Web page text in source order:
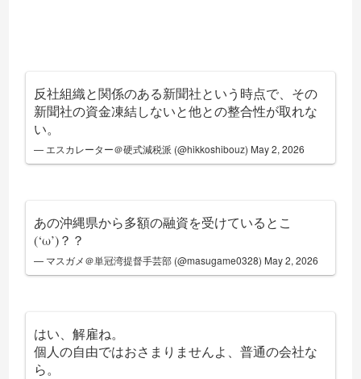
反社組織と関係のある新聞社という時点で、その
新聞社の資金凍結しないと他との整合性が取れな
い。
— エスカレーター＠硬式減税派 (@hikkoshibouz) May 2, 2026
あの沖縄県から多額の融資を受けているとこ
(‘ω’)？？
— マスガメ＠単冠湾提督手芸部 (@masugame0328) May 2, 2026
はい、解雇ね。
個人の自由ではおさまりませんよ、普通の会社な
ら。